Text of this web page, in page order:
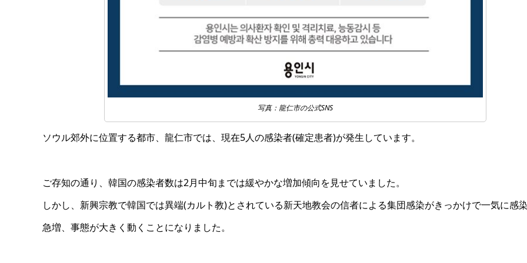
写真：龍仁市の公式SNS
ソウル郊外に位置する都市、龍仁市では、現在5人の感染者(確定患者)が発生しています。
ご存知の通り、韓国の感染者数は2月中旬までは緩やかな増加傾向を見せていました。
しかし、新興宗教で韓国では異端(カルト教)とされている新天地教会の信者による集団感染がきっかけで一気に感
急増、事態が大きく動くことになりました。